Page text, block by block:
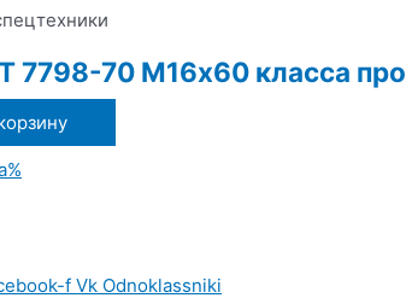
7798-70 М16х60 класса
f Vk Odnoklassniki